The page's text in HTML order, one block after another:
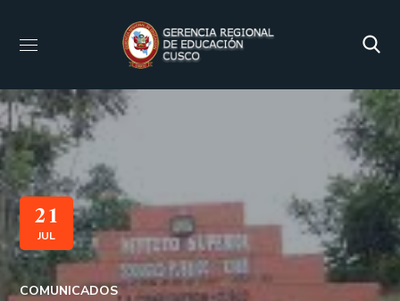
21
JUL
COMUNICADOS